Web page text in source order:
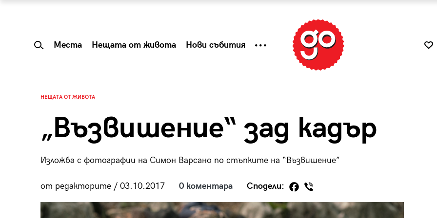
Места Нещата от живота Нови събития
НЕЩАТА ОТ ЖИВОТА
„Възвишение“ зад кадър
Изложба с фотографии на Симон Варсано по стъпките на “Възвишение”
от редакторите / 03.10.2017 0 коментара Сподели:
Summer Prelude: как
Tender is the Wine – Какво